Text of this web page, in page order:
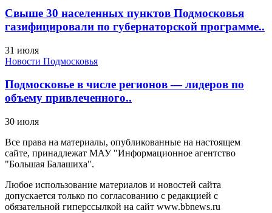
Свыше 30 населенных пунктов Подмосковья
газифицировали по губернаторской программе..
31 июля
Новости Подмосковья
Подмосковье в числе регионов — лидеров по
объему привлеченного..
30 июля
Все права на материалы, опубликованные на настоящем
сайте, принадлежат МАУ "Информационное агентство
"Большая Балашиха".
Любое использование материалов и новостей сайта
допускается только по согласованию с редакцией с
обязательной гиперссылкой на сайт www.bbnews.ru